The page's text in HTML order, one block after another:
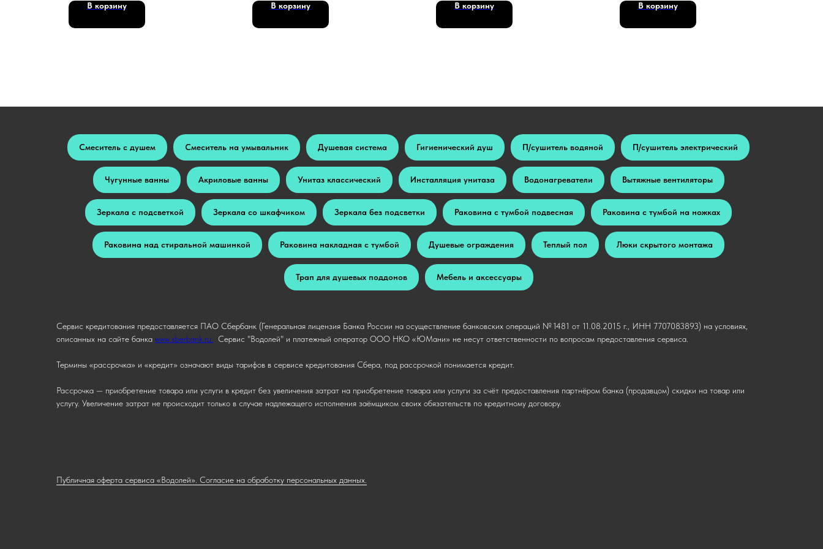
В корзину В корзину В корзину В корзину
Смеситель с душем Смеситель на умывальник Душевая система Гигиенический душ П/сушитель водяной П/сушитель электрический
Чугунные ванны Акриловые ванны Унитаз классический Инсталляция унитаза Водонагреватели Вытяжные вентиляторы
Зеркала с подсветкой Зеркала со шкафчиком Зеркала без подсветки Раковина с тумбой подвесная Раковина с тумбой на ножках
Раковина над стиральной машинкой Раковина накладная с тумбой Душевые ограждения Теплый пол Люки скрытого монтажа
Трап для душевых поддонов Мебель и аксессуары
Сервис кредитования предоставляется ПАО Сбербанк (Генеральная лицензия Банка России на осуществление банковских операций № 1481 от 11.08.2015 г., ИНН 7707083893) на условиях,
описанных на сайте банка www.sberbank.ru. Сервис "Водолей" и платежный оператор ООО НКО «ЮМани» не несут ответственности по вопросам предоставления сервиса.
Термины «рассрочка» и «кредит» означают виды тарифов в сервисе кредитования Сбера, под рассрочкой понимается кредит.
Рассрочка — приобретение товара или услуги в кредит без увеличения затрат на приобретение товара или услуги за счёт предоставления партнёром банка (продавцом) скидки на товар или
услугу. Увеличение затрат не происходит только в случае надлежащего исполнения заёмщиком своих обязательств по кредитному договору.
Публичная оферта сервиса «Водолей». Согласие на обработку персональных данных.